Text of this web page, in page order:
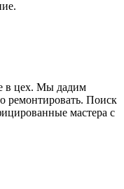
в цех. Мы дадим
ремонтировать. Поиск
мастера с